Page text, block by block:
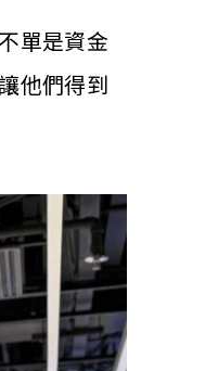
單是資金
他們得到